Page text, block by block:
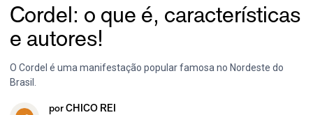
Cordel: o que é, características
e autores!
O Cordel é uma manifestação popular famosa no Nordeste do
Brasil.
por CHICO REI